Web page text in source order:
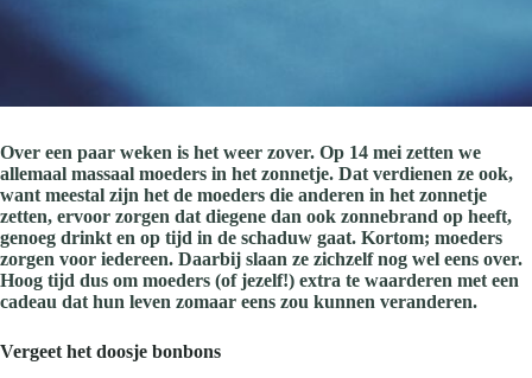
Over een paar weken is het weer zover. Op 14 mei zetten we
allemaal massaal moeders in het zonnetje. Dat verdienen ze ook,
want meestal zijn het de moeders die anderen in het zonnetje
zetten, ervoor zorgen dat diegene dan ook zonnebrand op heeft,
genoeg drinkt en op tijd in de schaduw gaat. Kortom; moeders
zorgen voor iedereen. Daarbij slaan ze zichzelf nog wel eens over.
Hoog tijd dus om moeders (of jezelf!) extra te waarderen met een
cadeau dat hun leven zomaar eens zou kunnen veranderen.
Vergeet het doosje bonbons